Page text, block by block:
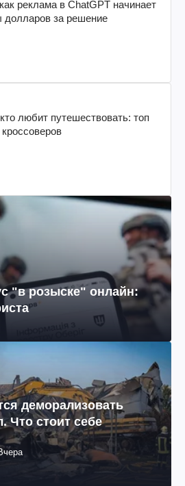
реклама в ChatGPT начинает
долларов за решение
любит путешествовать: топ
"в розыске" онлайн:
деморализовать
Что стоит себе